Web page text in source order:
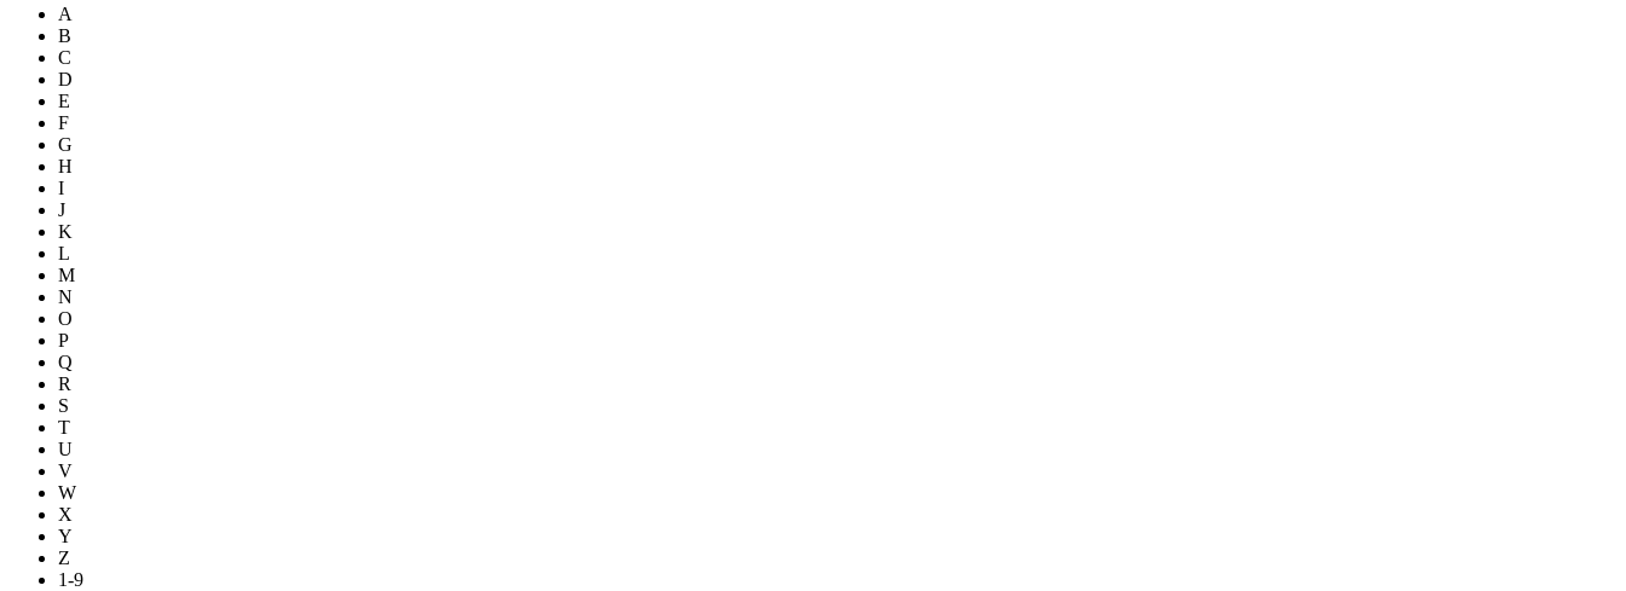
A
B
C
D
E
F
G
H
I
J
K
L
M
N
O
P
Q
R
S
T
U
V
W
X
Y
Z
1-9